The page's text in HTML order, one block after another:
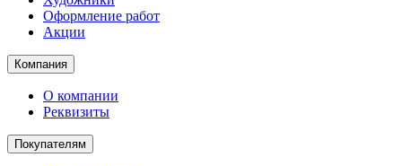
Оформление работ
Акции
Компания
О компании
Реквизиты
Покупателям